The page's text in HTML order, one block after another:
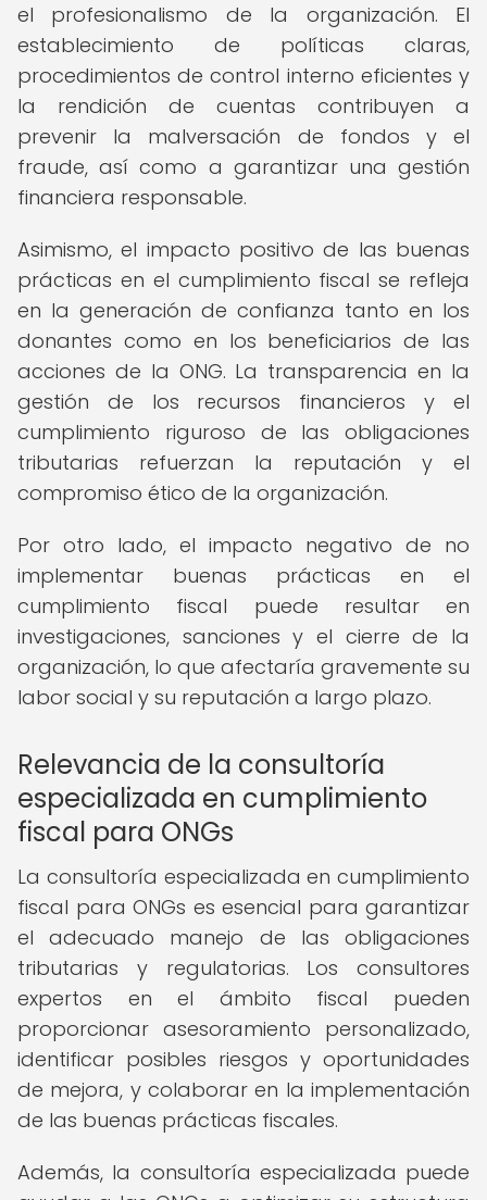
el profesionalismo de la organización. El
establecimiento de políticas claras,
procedimientos de control interno eficientes y
la rendición de cuentas contribuyen a
prevenir la malversación de fondos y el
fraude, así como a garantizar una gestión
financiera responsable.
Asimismo, el impacto positivo de las buenas
prácticas en el cumplimiento fiscal se refleja
en la generación de confianza tanto en los
donantes como en los beneficiarios de las
acciones de la ONG. La transparencia en la
gestión de los recursos financieros y el
cumplimiento riguroso de las obligaciones
tributarias refuerzan la reputación y el
compromiso ético de la organización.
Por otro lado, el impacto negativo de no
implementar buenas prácticas en el
cumplimiento fiscal puede resultar en
investigaciones, sanciones y el cierre de la
organización, lo que afectaría gravemente su
labor social y su reputación a largo plazo.
Relevancia de la consultoría
especializada en cumplimiento
fiscal para ONGs
La consultoría especializada en cumplimiento
fiscal para ONGs es esencial para garantizar
el adecuado manejo de las obligaciones
tributarias y regulatorias. Los consultores
expertos en el ámbito fiscal pueden
proporcionar asesoramiento personalizado,
identificar posibles riesgos y oportunidades
de mejora, y colaborar en la implementación
de las buenas prácticas fiscales.
Además, la consultoría especializada puede